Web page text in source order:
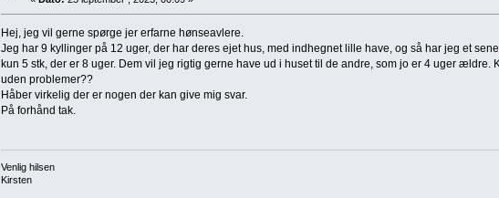
Hej, jeg vil gerne spørge jer erfarne hønseavlere.
Jeg har 9 kyllinger på 12 uger, der har deres ejet hus, med indhegnet lille have, og så har jeg et
kun 5 stk, der er 8 uger. Dem vil jeg rigtig gerne have ud i huset til de andre, som jo er 4 uger ældre.
uden problemer??
Håber virkelig der er nogen der kan give mig svar.
På forhånd tak.
Venlig hilsen
Kirsten